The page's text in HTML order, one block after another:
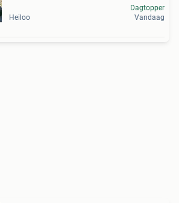
Heiloo
Dagtopper
Vandaag